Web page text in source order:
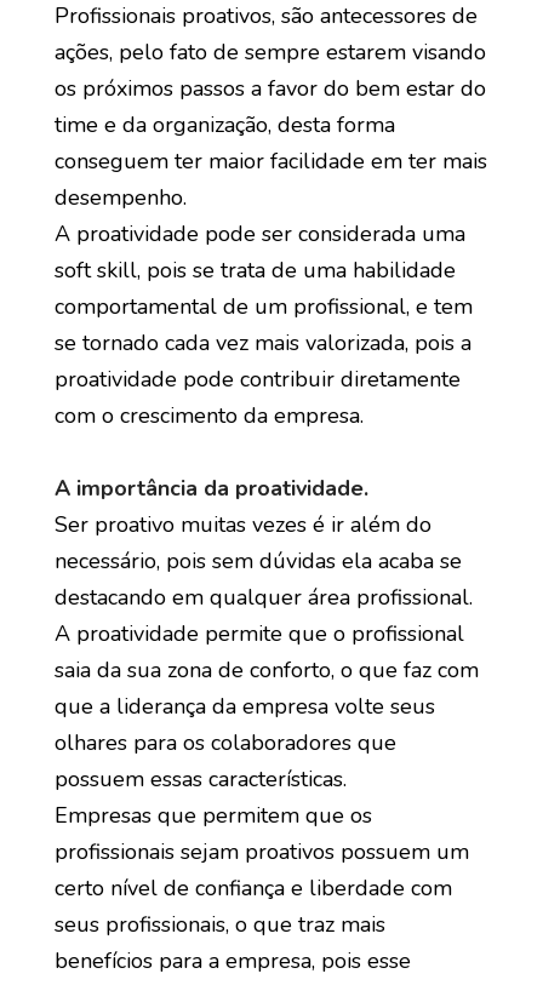
Profissionais proativos, são antecessores de
ações, pelo fato de sempre estarem visando
os próximos passos a favor do bem estar do
time e da organização, desta forma
conseguem ter maior facilidade em ter mais
desempenho.
A proatividade pode ser considerada uma
soft skill, pois se trata de uma habilidade
comportamental de um profissional, e tem
se tornado cada vez mais valorizada, pois a
proatividade pode contribuir diretamente
com o crescimento da empresa.
A importância da proatividade.
Ser proativo muitas vezes é ir além do
necessário, pois sem dúvidas ela acaba se
destacando em qualquer área profissional.
A proatividade permite que o profissional
saia da sua zona de conforto, o que faz com
que a liderança da empresa volte seus
olhares para os colaboradores que
possuem essas características.
Empresas que permitem que os
profissionais sejam proativos possuem um
certo nível de confiança e liberdade com
seus profissionais, o que traz mais
benefícios para a empresa, pois esse